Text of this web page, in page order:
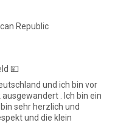
Republic
💴
und ich bin vor
. Ich bin ein
sehr herzlich und
und die klein